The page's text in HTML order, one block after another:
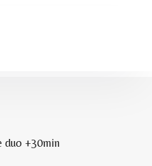
duo +30min